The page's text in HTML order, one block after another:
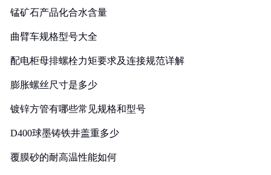
锰矿石产品化合水含量
曲臂车规格型号大全
配电柜母排螺栓力矩要求及连接规范详解
膨胀螺丝尺寸是多少
镀锌方管有哪些常见规格和型号
D400球墨铸铁井盖重多少
覆膜砂的耐高温性能如何